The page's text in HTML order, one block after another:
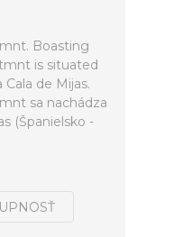
Boasting
is situated
de Mijas.
sa nachádza
(Španielsko -